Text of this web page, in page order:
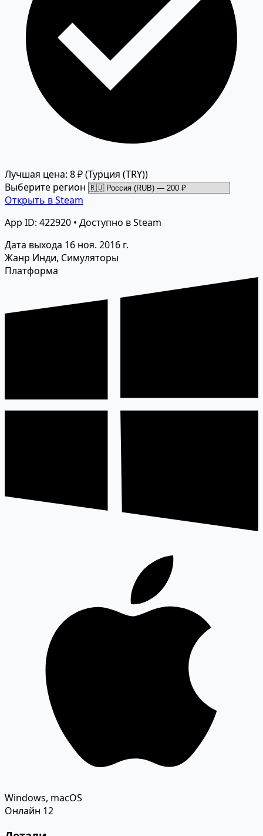
Лучшая цена: 8 ₽(Турция (TRY))
Выберите регион
Открыть в Steam
App ID: 422920 • Доступно в Steam
Дата выхода 16 ноя. 2016 г.
Жанр Инди, Симуляторы
Платформа
Windows, macOS
Онлайн 12